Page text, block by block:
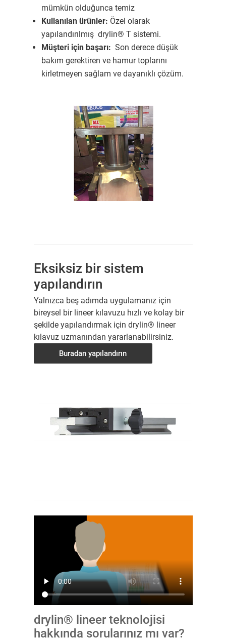
mümkün olduğunca temiz
Kullanılan ürünler: Özel olarak
yapılandırılmış drylin® T sistemi.
Müşteri için başarı: Son derece düşük
bakım gerektiren ve hamur toplarını
kirletmeyen sağlam ve dayanıklı çözüm.
Eksiksiz bir sistem
yapılandırın
Yalnızca beş adımda uygulamanız için
bireysel bir lineer kılavuzu hızlı ve kolay bir
şekilde yapılandırmak için drylin® lineer
kılavuz uzmanından yararlanabilirsiniz.
Buradan yapılandırın
drylin® lineer teknolojisi
hakkında sorularınız mı var?